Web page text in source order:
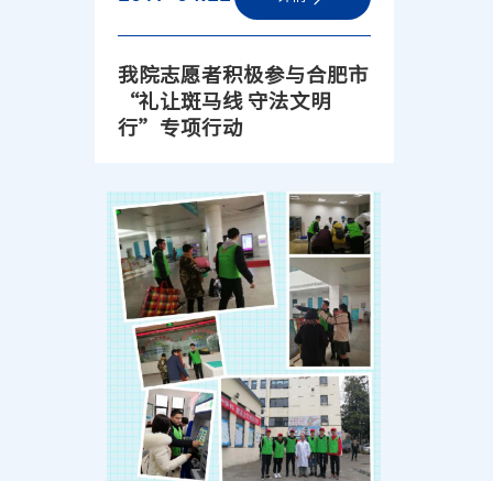
我院志愿者积极参与合肥市
“礼让斑马线 守法文明
行”专项行动